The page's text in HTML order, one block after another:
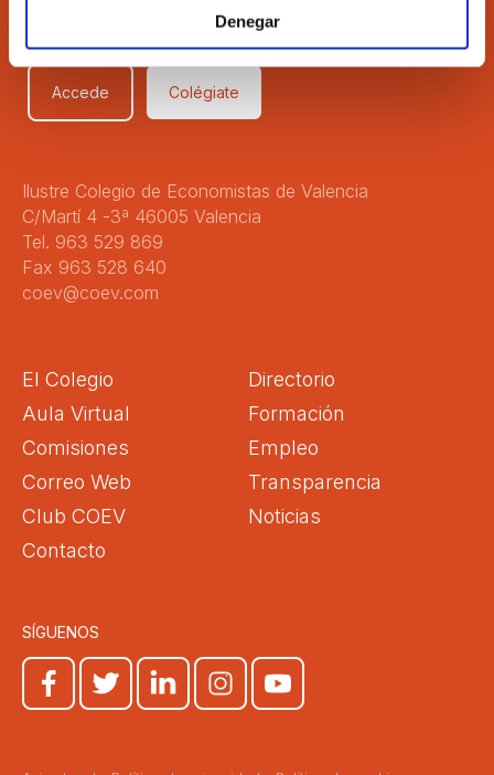
Denegar
Accede Colégiate
Ilustre Colegio de Economistas de Valencia
C/Martí 4 -3ª 46005 Valencia
Tel. 963 529 869
Fax 963 528 640
coev@coev.com
El Colegio
Directorio
Aula Virtual
Formación
Comisiones
Empleo
Correo Web
Transparencia
Club COEV
Noticias
Contacto
SÍGUENOS